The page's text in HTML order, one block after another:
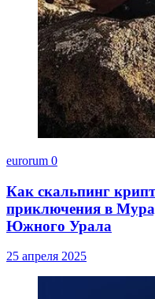
eurorum 0
Как скальпинг
приключения в
Южного Урала
25 апреля 2025